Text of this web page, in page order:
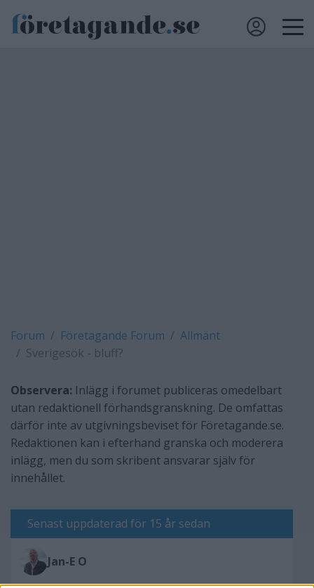
Forum Företagande Forum
Allmänt
Sverigesök - bluff?
Observera: Inlägg i forumet publiceras omedelbart
utan redaktionell förhandsgranskning. De omfattas
därför inte av utgivningsbeviset för Företagande.se.
Redaktionen kan i efterhand granska och moderera
inlägg, men du som skribent ansvarar själv för
innehållet.
Senast uppdaterad för 15 år sedan
Jan-E O